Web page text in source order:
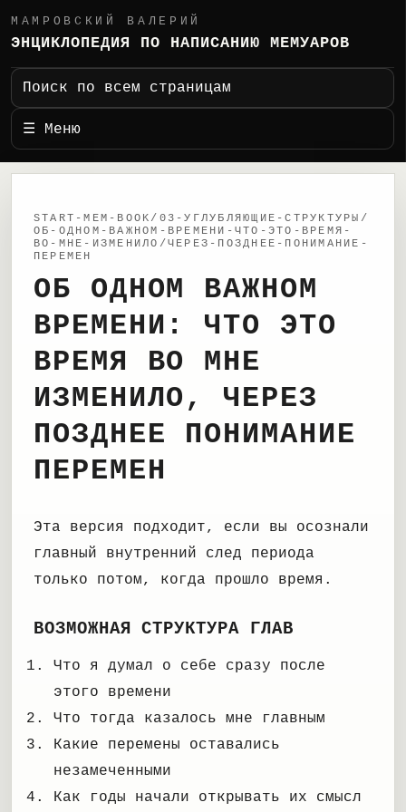
МАМРОВСКИЙ ВАЛЕРИЙ
ЭНЦИКЛОПЕДИЯ ПО НАПИСАНИЮ МЕМУАРОВ
Поиск по всем страницам
☰ Меню
START-MEM-BOOK/03-УГЛУБЛЯЮЩИЕ-СТРУКТУРЫ/
ОБ-ОДНОМ-ВАЖНОМ-ВРЕМЕНИ-ЧТО-ЭТО-ВРЕМЯ-
ВО-МНЕ-ИЗМЕНИЛО/ЧЕРЕЗ-ПОЗДНЕЕ-ПОНИМАНИЕ-
ПЕРЕМЕН
ОБ ОДНОМ ВАЖНОМ
ВРЕМЕНИ: ЧТО ЭТО
ВРЕМЯ ВО МНЕ
ИЗМЕНИЛО, ЧЕРЕЗ
ПОЗДНЕЕ ПОНИМАНИЕ
ПЕРЕМЕН
Эта версия подходит, если вы осознали
главный внутренний след периода
только потом, когда прошло время.
ВОЗМОЖНАЯ СТРУКТУРА ГЛАВ
Что я думал о себе сразу после
этого времени
Что тогда казалось мне главным
Какие перемены оставались
незамеченными
Как годы начали открывать их смысл